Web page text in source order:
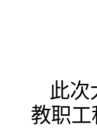
此次
教职